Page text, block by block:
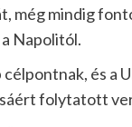
még mindig
Napolitól.
és a
folytatott